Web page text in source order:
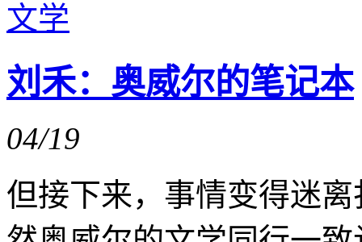
文学
刘禾：奥威尔的笔记本
04/19
但接下来，事情变得迷